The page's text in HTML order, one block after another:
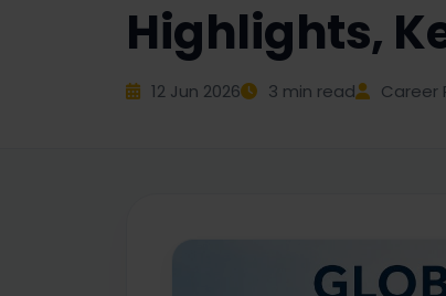
Highlights,
12 Jun 2026 3 min read Career